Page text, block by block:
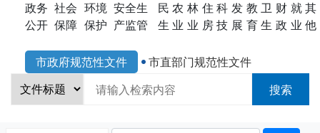
政务
公开
社会
保障
环境
保护
安全生
产监管
民
生
农
业
林
业
住
房
科
技
发
展
教
育
卫
生
财
政
就
业
其
他
市政府规范性文件
市直部门规范性文件
搜索